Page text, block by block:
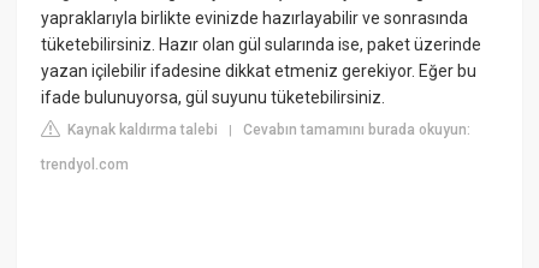
yapraklarıyla birlikte evinizde hazırlayabilir ve sonrasında
tüketebilirsiniz. Hazır olan gül sularında ise, paket üzerinde
yazan içilebilir ifadesine dikkat etmeniz gerekiyor. Eğer bu
ifade bulunuyorsa, gül suyunu tüketebilirsiniz.
Kaynak kaldırma talebi |Cevabın tamamını burada okuyun:
trendyol.com